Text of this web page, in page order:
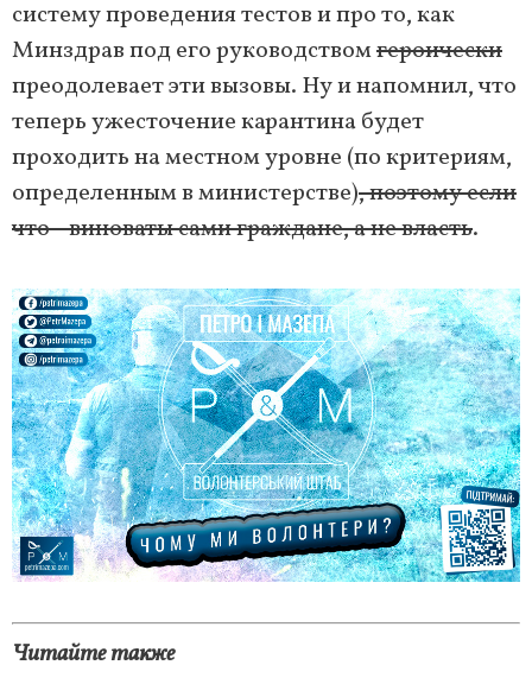
систему проведения тестов и про то, как
Минздрав под его руководствомгероически
преодолевает эти вызовы. Ну и напомнил, что
теперь ужесточение карантина будет
проходить на местном уровне (по критериям,
определенным в министерстве), поэтому если
что - виноваты сами граждане, а не власть.
Читайте также